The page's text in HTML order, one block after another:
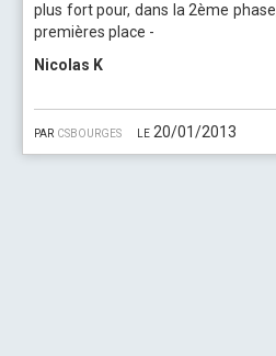
par csbourges le 20/01/2013
plus fort pour, dans la 2ème
premières place -
Nicolas K